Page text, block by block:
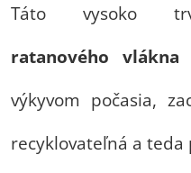
Táto vysoko
ratanového vlákna
výkyvom počasia,
recyklovateľná a